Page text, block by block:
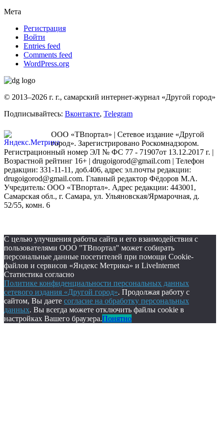
Мета
Регистрация
Войти
Entries feed
Comments feed
WordPress.org
© 2013–2026 г. г., самарский интернет-журнал «Другой город»
Подписывайтесь: Вконтакте, Telegram
ООО «ТВпортал» | Сетевое издание «Другой
город». Зарегистрировано Роскомнадзором.
Регистрационный номер ЭЛ № ФС 77 - 71907от 13.12.2017 г. |
Возрастной рейтинг 16+ | drugoigorod@gmail.com | Телефон
редакции: 331-11-11, доб.406, адрес эл.почты редакции:
drugoigorod@gmail.com. Главный редактор Фёдоров М.А.
Учредитель: ООО «ТВпортал». Адрес редакции: 443001,
Самарская обл., г. Самара, ул. Ульяновская/Ярмарочная, д.
52/55, комн. 6
С целью улучшения работы сайта и его взаимодействия с
пользователями ООО "ТВпортал" может собирать
персональные данные посетителей при помощи Cookie-
файлов и сервисов «Яндекс Метрика» и LiveInternet
Статистика согласно
Политике конфиденциальности персональных данных
сетевого издания «Другой город». Продолжая работу с
сайтом, Вы даете согласие на обработку персональных
данных. Вы всегда можете отключить файлы cookie в
настройках Вашего браузера.Понятно